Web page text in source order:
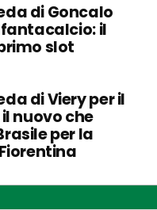
di Goncalo
fantacalcio: il
slot
di Viery per il
nuovo che
per la